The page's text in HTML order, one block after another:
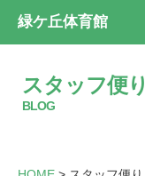
緑ケ丘体育館
スタッフ便り
BLOG